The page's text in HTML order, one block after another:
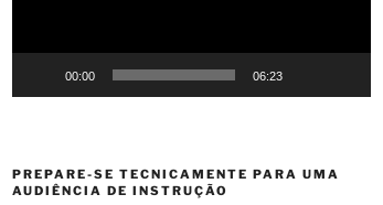
00:00 06:23
PREPARE-SE TECNICAMENTE PARA UMA
AUDIÊNCIA DE INSTRUÇÃO